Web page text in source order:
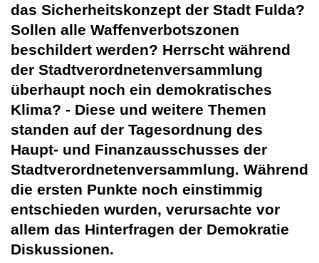
das Sicherheitskonzept der Stadt Fulda?
Sollen alle Waffenverbotszonen
beschildert werden? Herrscht während
der Stadtverordnetenversammlung
überhaupt noch ein demokratisches
Klima? - Diese und weitere Themen
standen auf der Tagesordnung des
Haupt- und Finanzausschusses der
Stadtverordnetenversammlung. Während
die ersten Punkte noch einstimmig
entschieden wurden, verursachte vor
allem das Hinterfragen der Demokratie
Diskussionen.